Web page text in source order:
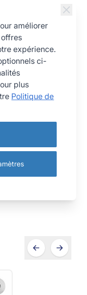
Ø 10 mm
améliorer
expérience.
ci-
plus
Politique de